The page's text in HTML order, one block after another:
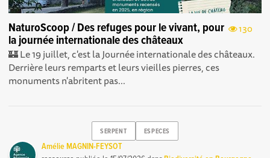
130
NaturoScoop / Des refuges pour le vivant, pour
la journée internationale des châteaux
🏰 Le 19 juillet, c'est la Journée internationale des châteaux.
Derrière leurs remparts et leurs vieilles pierres, ces
monuments n'abritent pas...
SERPENT ESPECES
Amélie MAGNIN-FEYSOT